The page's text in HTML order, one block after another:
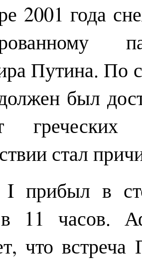
2001 года
Путина. По
был
стал
прибыл в
11 часов.
что встреча